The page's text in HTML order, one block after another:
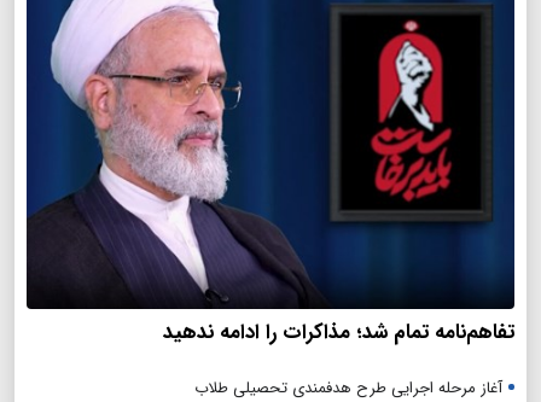
تفاهم‌نامه تمام شد؛ مذاکرات را ادامه ندهید
آغاز مرحله اجرایی طرح هدفمندی تحصیلی طلاب